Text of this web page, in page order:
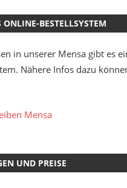
BESTELLSYSTEM
in unserer Mensa gibt es
Nähere Infos dazu
Mensa
UND PREISE